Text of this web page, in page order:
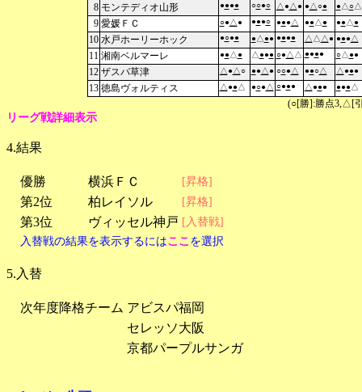
8 モンテディオ山形 ●●●● ○○●○ △ ● △ ● ● △ ○● ● △ ○△
9 愛媛ＦＣ ○●△ ● ●●●○ ●●●△ ●●△ ● ●●△ ●
10 水戸ホーリーホック ●○●● ● △ ●● ●●●● △ △ △ ● ●●● △
11 湘南ベルマーレ ●●△ ● △ ●●● ○●△ △ ●●●● ○△ ●●
12 ザスパ草津 △ ● △ ○ ●● △ ● ○○● △ ●●○△ △ ●●●
13 徳島ヴォルティス △ ●●△ ●○●△ ○●●● △ ●●● ●●●△
(○[勝]:勝点3,△[
リーグ戦詳細表示
4.結果
優勝 横浜ＦＣ [昇格]
第2位 柏レイソル [昇格]
第3位 ヴィッセル神戸 [入替戦]
入替戦の結果を表示するにはここ を選択
5.入替
次年度降格チーム アビスパ福岡
セレッソ大阪
京都パープルサンガ